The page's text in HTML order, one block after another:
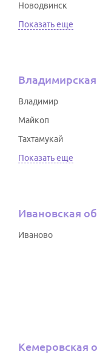
Новодвинск
Показать еще
Владимир
Майкоп
Тахтамукай
Показать еще
Ивановская
Иваново
Кемеровская